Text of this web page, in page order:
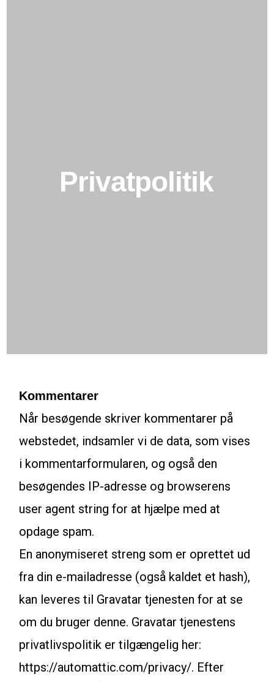
Privatpolitik
Kommentarer
Når besøgende skriver kommentarer på
webstedet, indsamler vi de data, som vises
i kommentarformularen, og også den
besøgendes IP-adresse og browserens
user agent string for at hjælpe med at
opdage spam.
En anonymiseret streng som er oprettet ud
fra din e-mailadresse (også kaldet et hash),
kan leveres til Gravatar tjenesten for at se
om du bruger denne. Gravatar tjenestens
privatlivspolitik er tilgængelig her:
https://automattic.com/privacy/. Efter